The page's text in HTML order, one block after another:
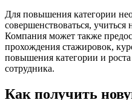
Для повышения категории
совершенствоваться,
Компания может также
прохождения стажировок,
повышения категории и
сотрудника.
Как получить